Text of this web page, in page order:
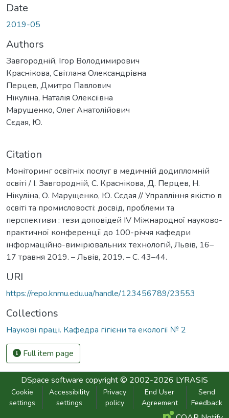
Date
2019-05
Authors
Завгородній, Ігор Володимирович
Краснікова, Світлана Олександрівна
Перцев, Дмитро Павлович
Нікуліна, Наталія Олексіївна
Марущенко, Олег Анатолійович
Сєдая, Ю.
Citation
Моніторинг освітніх послуг в медичній додипломній
освіті / І. Завгородній, С. Краснікова, Д. Перцев, Н.
Нікуліна, О. Марущенко, Ю. Сєдая // Управління якістю в
освіті та промисловості: досвід, проблеми та
перспективи : тези доповідей ІV Міжнародної науково-
практичної конференції до 100-річчя кафедри
інформаційно-вимірювальних технологій, Львів, 16–
17 травня 2019. – Львів, 2019. – С. 43–44.
URI
https://repo.knmu.edu.ua/handle/123456789/23553
Collections
Наукові праці. Кафедра гігієни та екології № 2
Full item page
DSpace software copyright © 2002-2026 LYRASIS
Cookie
settings
Accessibility
settings
Privacy
policy
End User
Agreement
Send
Feedback